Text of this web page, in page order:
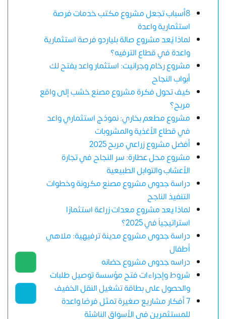
8أسباب تجعل مشروع مكتب خدمات فرصة
استثمارية واعدة
لماذا يُعد مشروع صالة بلياردو فرصة استثمارية
واعدة في قطاع الترفيه؟
مشروع رخام وجرانيت: استثمار واعد يفتح لك
أبواب النجاح
كيف تحول فكرة مشروع مصنع خشب إلى واقع
مربح؟
مشروع مطعم بخاري: نموذج استثماري واعد
في قطاع الأغذية والمشروبات
أفضل مشروع زراعي مربح 2025
مشروع محل عطارة: سر النجاح في تجارة
الأعشاب والتوابل الطبيعية
دراسة جدوى مشروع مصنع مكرونة وخطوات
التنفيذ الناجح
لماذا يعد مشروع معدات زراعة استثمارًا
استراتيجياً في 2025؟
دراسة جدوى مشروع مدينة ترفيهية: ملاهي
أطفال
دراسه جدوى مشروع حضانه
شروط وإجراءات فتح مؤسسة توصيل طلبات
والحصول على بطاقة تشغيل النقل الخفيف
7 أفكار مشاريع صغيرة تمثل فرصًا واعدة
للمستثمرين في الأسواق الناشئة